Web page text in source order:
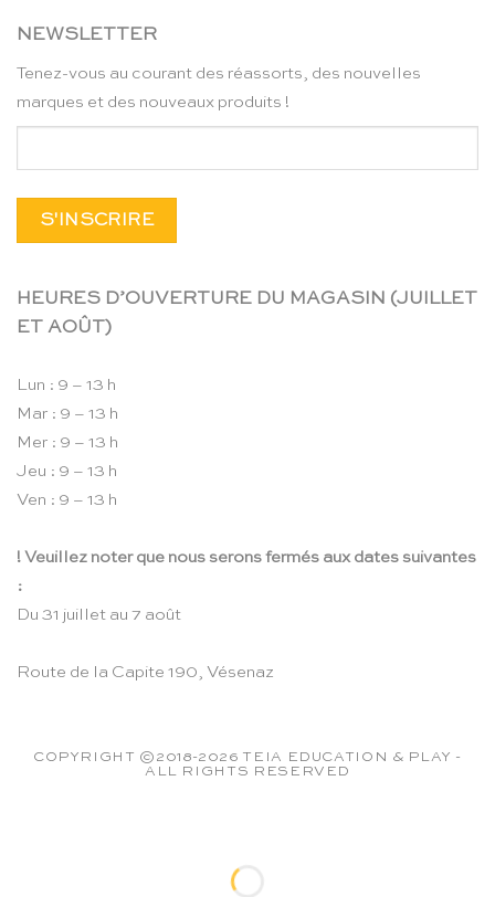
NEWSLETTER
Tenez-vous au courant des réassorts, des nouvelles
marques et des nouveaux produits !
HEURES D’OUVERTURE DU MAGASIN (JUILLET
ET AOÛT)
Lun : 9 – 13 h
Mar : 9 – 13 h
Mer : 9 – 13 h
Jeu : 9 – 13 h
Ven : 9 – 13 h
! Veuillez noter que nous serons fermés aux dates suivantes
:
Du 31 juillet au 7 août
Route de la Capite 190, Vésenaz
COPYRIGHT ©2018-2026 TEIA EDUCATION & PLAY -
ALL RIGHTS RESERVED